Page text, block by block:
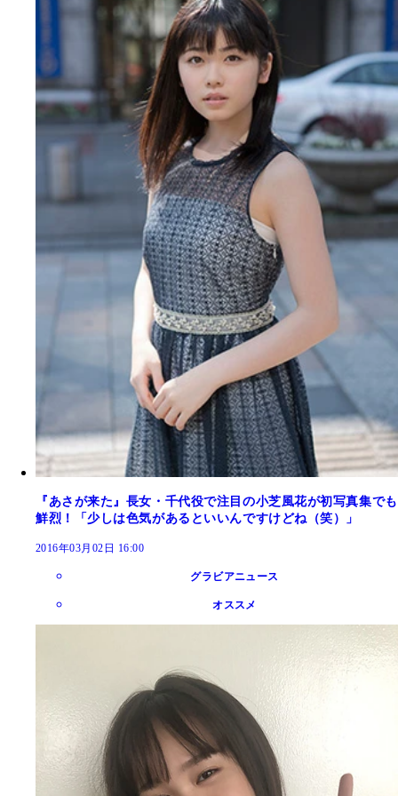
『あさが来た』長女・千代役で注目の小芝風花が初写真集でも
鮮烈！「少しは色気があるといいんですけどね（笑）」
2016年03月02日 16:00
グラビアニュース
オススメ